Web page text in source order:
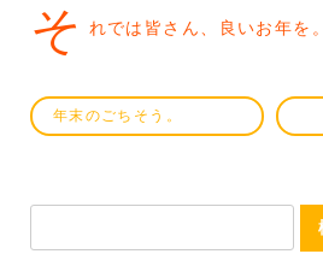
そ れでは皆さん、良いお年を。
年末のごちそう。